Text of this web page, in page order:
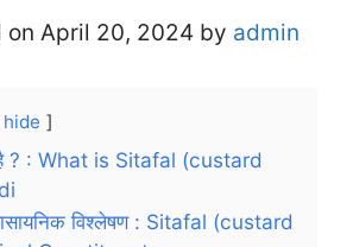
on April 20, 2024 by admin
hide
है ? : What is Sitafal (custard
विश्लेषण : Sitafal (custard